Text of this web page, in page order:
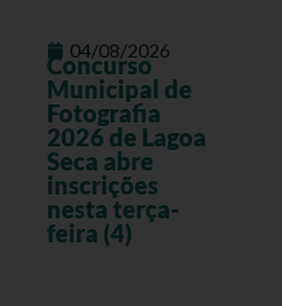
04/08/2026
Concurso
Municipal de
Fotografia
2026 de Lagoa
Seca abre
inscrições
nesta terça-
feira (4)